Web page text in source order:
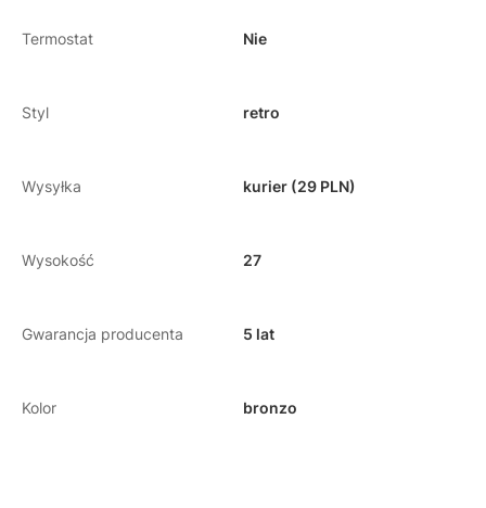
Termostat Nie
Styl retro
Wysyłka kurier (29 PLN)
Wysokość 27
Gwarancja producenta 5 lat
Kolor bronzo